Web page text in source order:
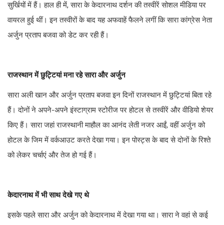
सुर्खियों में हैं। हाल ही में, सारा के केदारनाथ दर्शन की तस्वीरें सोशल मीडिया पर
वायरल हुई थीं। इन तस्वीरों के बाद यह अफवाहें फैलने लगीं कि सारा कांग्रेस नेता
अर्जुन प्रताप बजवा को डेट कर रही हैं।
राजस्थान में छुट्टियां मना रहे सारा और अर्जुन
सारा अली खान और अर्जुन प्रताप बजवा इन दिनों राजस्थान में छुट्टियां बिता रहे
हैं। दोनों ने अपने-अपने इंस्टाग्राम स्टोरीज पर होटल से तस्वीरें और वीडियो शेयर
किए हैं। सारा जहां राजस्थानी माहौल का आनंद लेती नजर आईं, वहीं अर्जुन को
होटल के जिम में वर्कआउट करते देखा गया। इन पोस्ट्स के बाद से दोनों के रिश्ते
को लेकर चर्चाएं और तेज हो गई हैं।
केदारनाथ में भी साथ देखे गए थे
इसके पहले सारा और अर्जुन को केदारनाथ में देखा गया था। सारा ने वहां से कई